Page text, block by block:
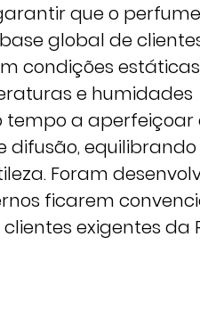
que o perfume
global de
condições
e humidades
tempo a aperfeiçoar
equilibrando
Foram
ficarem
exigentes da